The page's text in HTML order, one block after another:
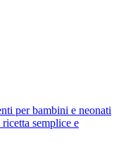
per bambini e neonati
ricetta semplice e